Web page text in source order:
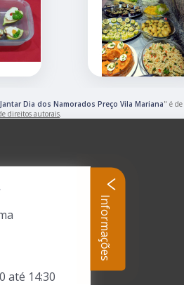
Dia dos Namorados Preço Vila Mariana" é
direitos autorais.
até 14:30
Informações